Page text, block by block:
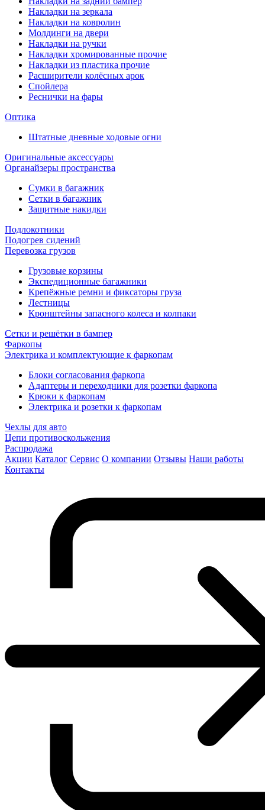
Накладки на зеркала
Накладки на ковролин
Молдинги на двери
Накладки на ручки
Накладки хромированные прочие
Накладки из пластика прочие
Расширители колёсных арок
Спойлера
Реснички на фары
Оптика
Штатные дневные ходовые огни
Оригинальные аксессуары
Органайзеры пространства
Сумки в багажник
Сетки в багажник
Защитные накидки
Подлокотники
Подогрев сидений
Перевозка грузов
Грузовые корзины
Экспедиционные багажники
Крепёжные ремни и фиксаторы груза
Лестницы
Кронштейны запасного колеса и колпаки
Сетки и решётки в бампер
Фаркопы
Электрика и комплектующие к фаркопам
Блоки согласования фаркопа
Адаптеры и переходники для розетки фаркопа
Крюки к фаркопам
Электрика и розетки к фаркопам
Чехлы для авто
Цепи противоскольжения
Распродажа
Акции Каталог Сервис О компании Отзывы Наши работы
Контакты